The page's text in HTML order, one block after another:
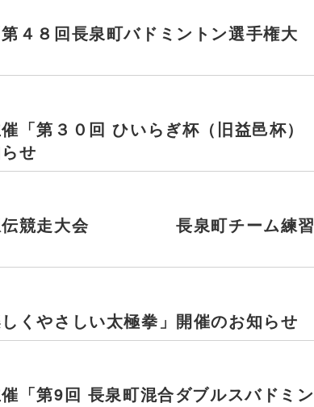
４８回長泉町バドミントン選手権大
「第３０回 ひいらぎ杯（旧益邑杯）
せ
駅伝競走大会 長泉町チーム練習
くやさしい太極拳」開催のお知らせ
「第9回 長泉町混合ダブルスバドミン